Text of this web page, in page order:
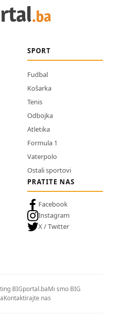
SPORT
Fudbal
Košarka
Tenis
Odbojka
Atletika
Formula 1
Vaterpolo
Ostali sportovi
PRATITE NAS
Facebook
Instagram
X / Twitter
BIGportal.baMi smo BIG
Kontaktirajte nas